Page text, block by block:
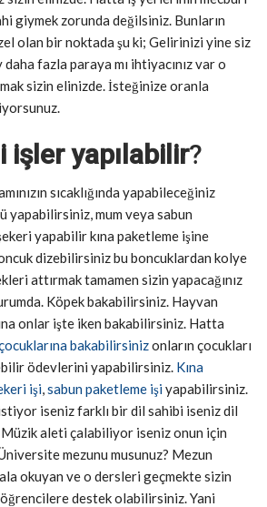
giymek zorunda değilsiniz. Bunların
olan bir noktada şu ki; Gelirinizi yine siz
fazla paraya mı ihtiyacınız var o
sizin elinizde. İsteğinize oranla
işler yapılabilir?
sıcaklığında yapabileceğiniz
yapabilirsiniz, mum veya sabun
yapabilir kına paketleme işine
dizebilirsiniz bu boncuklardan kolye
attırmak tamamen sizin yapacağınız
Köpek bakabilirsiniz. Hayvan
onlar işte iken bakabilirsiniz. Hatta
bakabilirsinizonların çocukları
ödevlerini yapabilirsiniz. Kına
işi,sabun paketleme işiyapabilirsiniz.
iseniz farklı bir dil sahibi iseniz dil
aleti çalabiliyor iseniz onun için
mezunu musunuz? Mezun
okuyan ve o dersleri geçmekte sizin
destek olabilirsiniz. Yani